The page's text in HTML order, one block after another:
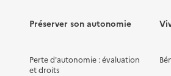
Préserver son autonomie
Perte d'autonomie : évaluation
et droits